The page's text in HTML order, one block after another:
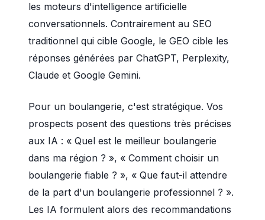
les moteurs d'intelligence artificielle
conversationnels. Contrairement au SEO
traditionnel qui cible Google, le GEO cible les
réponses générées par ChatGPT, Perplexity,
Claude et Google Gemini.
Pour un boulangerie, c'est stratégique. Vos
prospects posent des questions très précises
aux IA : « Quel est le meilleur boulangerie
dans ma région ? », « Comment choisir un
boulangerie fiable ? », « Que faut-il attendre
de la part d'un boulangerie professionnel ? ».
Les IA formulent alors des recommandations